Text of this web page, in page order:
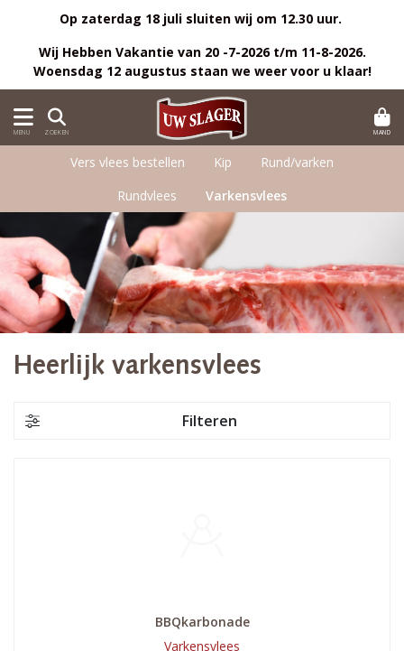
Op zaterdag 18 juli sluiten wij om 12.30 uur.
Wij Hebben Vakantie van 20 -7-2026 t/m 11-8-2026.
Woensdag 12 augustus staan we weer voor u klaar!
MENU ZOEKEN MAND
Vers vlees bestellen Kip
Rund/varken
Rundvlees
Varkensvlees
Heerlijk varkensvlees
Filteren
BBQkarbonade
Varkensvlees